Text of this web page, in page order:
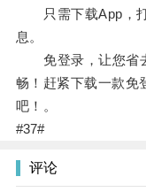
只需下载App，打
息。
免登录，让您省去
畅！赶紧下载一款免
吧！。
#37#
评论